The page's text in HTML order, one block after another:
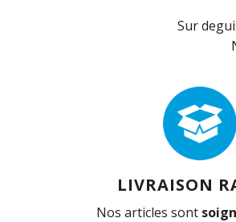
Sur
LIVRAISON
Nos articles sont